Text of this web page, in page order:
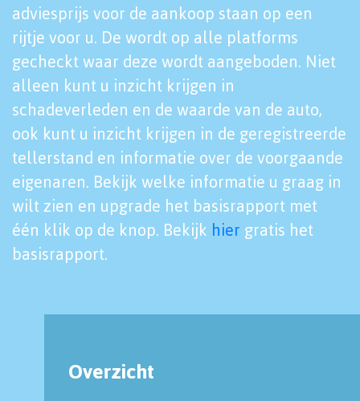
adviesprijs voor de aankoop staan op een
rijtje voor u. De wordt op alle platforms
gecheckt waar deze wordt aangeboden. Niet
alleen kunt u inzicht krijgen in
schadeverleden en de waarde van de auto,
ook kunt u inzicht krijgen in de geregistreerde
tellerstand en informatie over de voorgaande
eigenaren. Bekijk welke informatie u graag in
wilt zien en upgrade het basisrapport met
één klik op de knop. Bekijk hier gratis het
basisrapport.
Overzicht